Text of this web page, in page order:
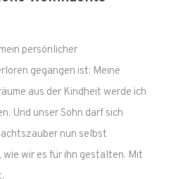
persönlicher
gegangen ist: Meine
aus der Kindheit werde ich
Und unser Sohn darf sich
nun selbst
wie wir es für ihn gestalten. Mit